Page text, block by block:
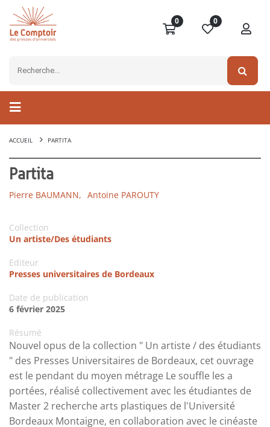
0 0
ACCUEIL PARTITA
Partita
Pierre BAUMANN, Antoine PAROUTY
Collection
Un artiste/Des étudiants
Editeur
Presses universitaires de Bordeaux
Date de publication
6 février 2025
Résumé
Nouvel opus de la collection " Un artiste / des étudiants
" des Presses Universitaires de Bordeaux, cet ouvrage
est le pendant du moyen métrage Le souffle les a
portées, réalisé collectivement avec les étudiantes de
Master 2 recherche arts plastiques de l'Université
Bordeaux Montaigne, en collaboration avec le cinéaste